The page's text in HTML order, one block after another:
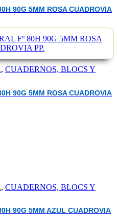
90G 5MM ROSA CUADROVIA
, CUADERNOS, BLOCS Y
90G 5MM ROSA CUADROVIA
, CUADERNOS, BLOCS Y
90G 5MM AZUL CUADROVIA